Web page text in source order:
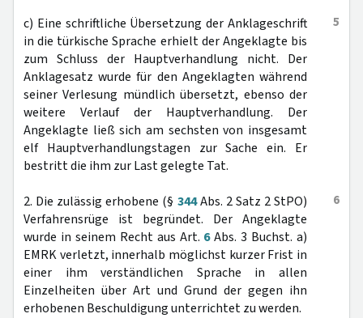
5
c) Eine schriftliche Übersetzung der Anklageschrift
in die türkische Sprache erhielt der Angeklagte bis
zum Schluss der Hauptverhandlung nicht. Der
Anklagesatz wurde für den Angeklagten während
seiner Verlesung mündlich übersetzt, ebenso der
weitere Verlauf der Hauptverhandlung. Der
Angeklagte ließ sich am sechsten von insgesamt
elf Hauptverhandlungstagen zur Sache ein. Er
bestritt die ihm zur Last gelegte Tat.
6
2. Die zulässig erhobene (§ 344Abs. 2 Satz 2 StPO)
Verfahrensrüge ist begründet. Der Angeklagte
wurde in seinem Recht aus Art. 6Abs. 3 Buchst. a)
EMRK verletzt, innerhalb möglichst kurzer Frist in
einer ihm verständlichen Sprache in allen
Einzelheiten über Art und Grund der gegen ihn
erhobenen Beschuldigung unterrichtet zu werden.